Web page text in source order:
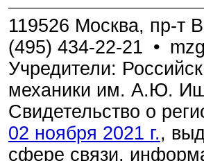
119526 Москва, пр-т
(495) 434-22-21 •
Учредители:
механики им. А.Ю.
Свидетельство о
02 ноября 2021 г.,
сфере связи,